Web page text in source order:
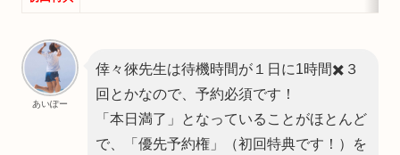
あいぽー
倖々徠先生は待機時間が１日に1時間✖️３
回とかなので、予約必須です！
「本日満了」となっていることがほとんど
で、「優先予約権」（初回特典です！）を